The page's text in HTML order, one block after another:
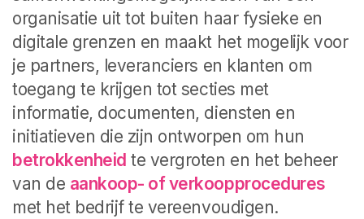
organisatie uit tot buiten haar fysieke en
digitale grenzen en maakt het mogelijk voor
je partners, leveranciers en klanten om
toegang te krijgen tot secties met
informatie, documenten, diensten en
initiatieven die zijn ontworpen om hun
betrokkenheid te vergroten en het beheer
van de aankoop- of verkoopprocedures
met het bedrijf te vereenvoudigen.